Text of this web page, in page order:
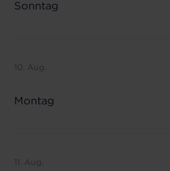
Sonntag
10. Aug.
Montag
11. Aug.